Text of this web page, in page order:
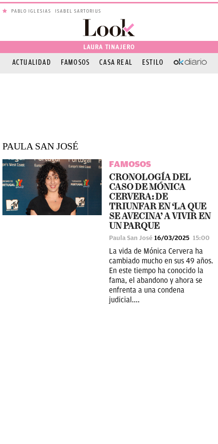
PABLO IGLESIAS ISABEL SARTORIUS
LAURA TINAJERO
ACTUALIDAD FAMOSOS CASA REAL ESTILO OKDIARIO
PAULA SAN JOSÉ
FAMOSOS
CRONOLOGÍA DEL
CASO DE MÓNICA
CERVERA: DE
TRIUNFAR EN ‘LA QUE
SE AVECINA’ A VIVIR EN
UN PARQUE
Paula San José 16/03/2025 15:00
La vida de Mónica Cervera ha
cambiado mucho en sus 49 años.
En este tiempo ha conocido la
fama, el abandono y ahora se
enfrenta a una condena
judicial....